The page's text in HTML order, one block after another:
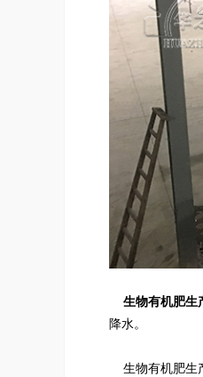
生物有机肥生
降水。
生物有机肥生